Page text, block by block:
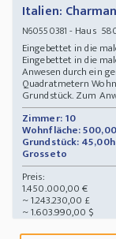
Italien:
N60550381 - Haus
Eingebettet in die
Eingebettet in die
Anwesen durch ein
Quadratmetern
Grundstück. Zum
Zimmer: 10
Wohnfläche:
Grundstück:
Grosseto
Preis:
1.450.000,00 €
~ 1.243.230,00 £
~ 1.603.990,00 $